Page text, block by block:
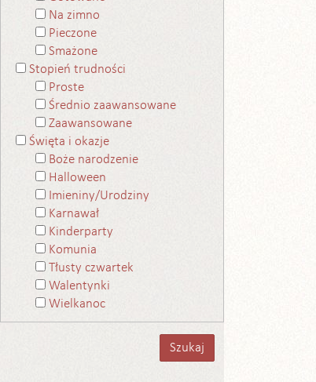
Na zimno
Pieczone
Smażone
Stopień trudności
Proste
Średnio zaawansowane
Zaawansowane
Święta i okazje
Boże narodzenie
Halloween
Imieniny/Urodziny
Karnawał
Kinderparty
Komunia
Tłusty czwartek
Walentynki
Wielkanoc